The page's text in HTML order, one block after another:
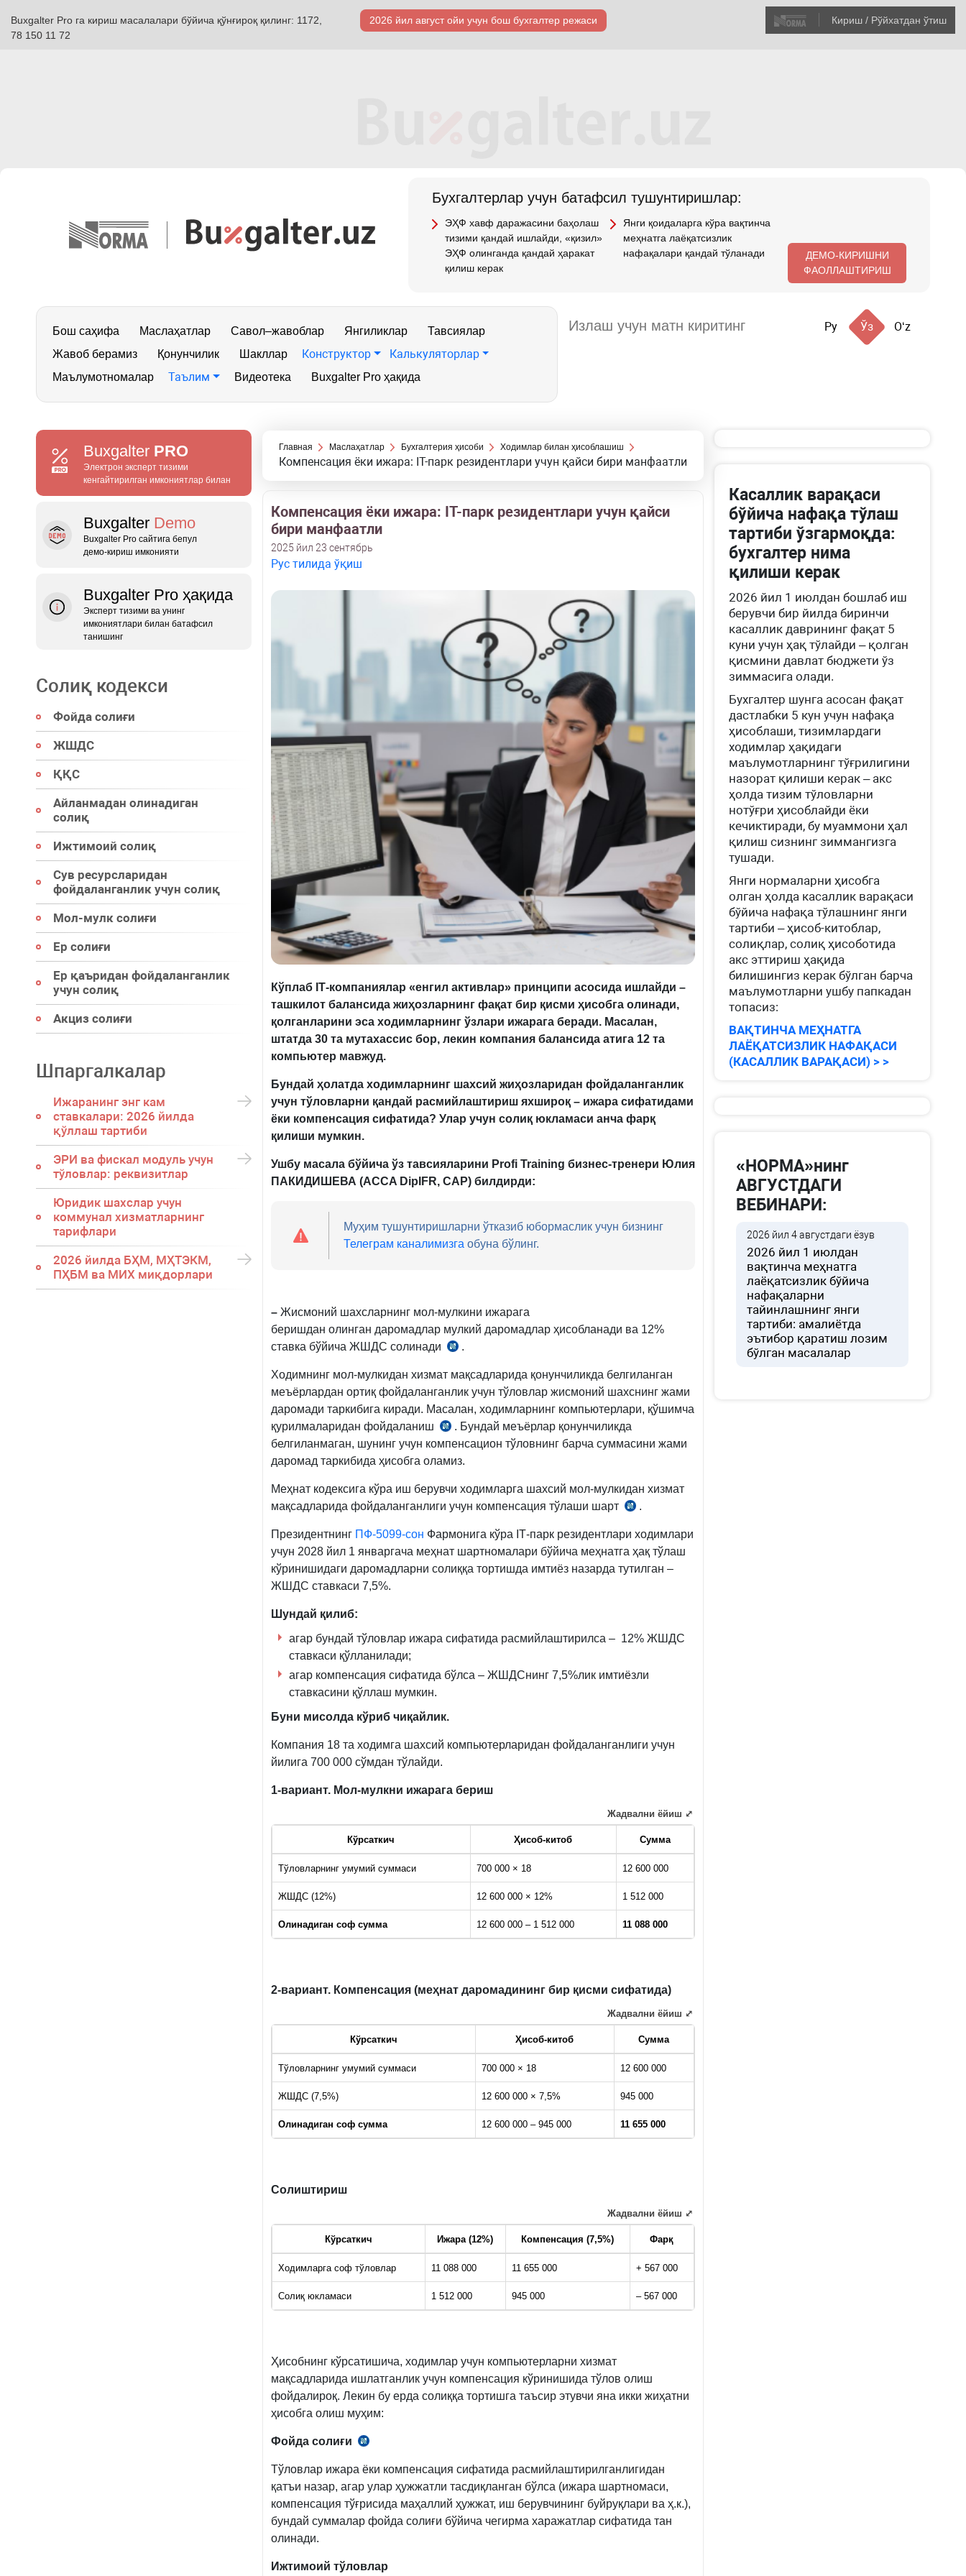
Buxgalter Pro га кириш масалалари бўйича қўнғироқ қилинг: 1172,
78 150 11 72
2026 йил август ойи учун бош бухгалтер режаси Кириш / Рўйхатдан ўтиш
Бухгалтерлар учун батафсил тушунтиришлар:
ЭҲФ хавф даражасини баҳолаш
тизими қандай ишлайди, «қизил»
ЭҲФ олинганда қандай ҳаракат
қилиш керак
Янги қоидаларга кўра вақтинча
меҳнатга лаёқатсизлик
нафақалари қандай тўланади
ДЕМО-КИРИШНИ
ФАОЛЛАШТИРИШ
Бош саҳифа Маслаҳатлар Савол–жавоблар Янгиликлар
Тавсиялар
Жавоб берамиз
Қонунчилик Шакллар Конструктор Калькуляторлар
Маълумотномалар Таълим Видеотека Buxgalter Pro ҳақида
Ру Ўз Oʻz
Buxgalter PRO
Электрон эксперт тизими
кенгайтирилган имкониятлар билан
Buxgalter Demo
Buxgalter Pro сайтига бепул
демо‑кириш имконияти
Buxgalter Pro ҳақида
Эксперт тизими ва унинг
имкониятлари билан батафсил
танишинг
Солиқ кодекси
Фойда солиғи
ЖШДС
ҚҚС
Айланмадан олинадиган
солиқ
Ижтимоий солиқ
Сув ресурсларидан
фойдаланганлик учун солиқ
Мол-мулк солиғи
Ер солиғи
Ер қаъридан фойдаланганлик
учун солиқ
Акциз солиғи
Шпаргалкалар
Ижаранинг энг кам
ставкалари: 2026 йилда
қўллаш тартиби
ЭРИ ва фискал модуль учун
тўловлар: реквизитлар
Юридик шахслар учун
коммунал хизматларнинг
тарифлари
2026 йилда БҲМ, МҲТЭКМ,
ПҲБМ ва МИХ миқдорлари
Главная Маслаҳатлар Бухгалтерия ҳисоби Ходимлар билан ҳисоблашиш
Компенсация ёки ижара: IТ-парк резидентлари учун қайси бири манфаатли
Компенсация ёки ижара: IТ-парк резидентлари учун қайси
бири манфаатли
2025 йил 23 сентябрь
Рус тилида ўқиш
Кўплаб IТ-компаниялар «енгил активлар» принципи асосида ишлайди –
ташкилот балансида жиҳозларнинг фақат бир қисми ҳисобга олинади,
қолганларини эса ходимларнинг ўзлари ижарага беради. Масалан,
штатда 30 та мутахассис бор, лекин компания балансида атига 12 та
компьютер мавжуд.
Бундай ҳолатда ходимларнинг шахсий жиҳозларидан фойдаланганлик
учун тўловларни қандай расмийлаштириш яхшироқ – ижара сифатидами
ёки компенсация сифатида? Улар учун солиқ юкламаси анча фарқ
қилиши мумкин.
Ушбу масала бўйича ўз тавсияларини Profi Training бизнес-тренери Юлия
ПАКИДИ ШЕВА (ACCA DipIFR, CAP) билдирди:
Муҳим тушунтиришларни ўтказиб юбормаслик учун бизнинг
Телеграм каналимизгаобуна бўлинг.
– Жисмоний шахсларнинг мол-мулкини ижарага
беришдан олинган даромадлар мулкий даромадлар ҳисобланади ва 12%
ставка бўйича ЖШДС солинади
СК
.
Ходимнинг мол-мулкидан хизмат мақсадларида қонунчиликда белгиланган
меъёрлардан ортиқ фойдаланганлик учун тўловлар жисмоний шахснинг жами
даромади таркибига киради. Масалан, ходимларнинг компьютерлари, қўшимча
қурилмаларидан фойдаланиш
СК
373-
м.
. Бундай меъёрлар қонунчиликда
белгиланмаган, шунинг учун компенсацион тўловнинг барча суммасини жами
даромад таркибида ҳисобга оламиз.
Меҳнат кодексига кўра иш берувчи ходимларга шахсий мол-мулкидан хизмат
мақсадларида фойдаланганлиги учун компенсация тўлаши шарт
МК
.
Президентнинг ПФ-5099-сон Фармонига кўра IТ-парк резидентлари ходимлари
учун 2028 йил 1 январгача меҳнат шартномалари бўйича меҳнатга ҳақ тўлаш
кўринишидаги даромадларни солиққа тортишда имтиёз назарда тутилган –
ЖШДС ставкаси 7,5%.
Шундай қилиб:
агар бундай тўловлар ижара сифатида расмийлаштирилса – 12% ЖШДС
ставкаси қўлланилади;
агар компенсация сифатида бўлса – ЖШДСнинг 7,5%лик имтиёзли
ставкасини қўллаш мумкин.
Буни мисолда кўриб чиқайлик.
Компания 18 та ходимга шахсий компьютерларидан фойдаланганлиги учун
йилига 700 000 сўмдан тўлайди.
1-вариант. Мол-мулкни ижарага бериш
Кўрсаткич Ҳисоб-китоб Сумма
Тўловларнинг умумий суммаси 700 000 × 18 12 600 000
ЖШДС (12%) 12 600 000 × 12% 1 512 000
Олинадиган соф сумма 12 600 000 – 1 512 000 11 088 000
Жадвални ёйиш ⤢
2-вариант. Компенсация (меҳнат даромадининг бир қисми сифатида)
Кўрсаткич Ҳисоб-китоб Сумма
Тўловларнинг умумий суммаси 700 000 × 18 12 600 000
ЖШДС (7,5%) 12 600 000 × 7,5% 945 000
Олинадиган соф сумма 12 600 000 – 945 000 11 655 000
Жадвални ёйиш ⤢
Солиштириш
Кўрсаткич Ижара (12%) Компенсация (7,5%) Фарқ
Ходимларга соф тўловлар 11 088 000 11 655 000 + 567 000
Солиқ юкламаси 1 512 000 945 000 – 567 000
Жадвални ёйиш ⤢
Ҳисобнинг кўрсатишича, ходимлар учун компьютерларни хизмат
мақсадларида ишлатганлик учун компенсация кўринишида тўлов олиш
фойдалироқ. Лекин бу ерда солиққа тортишга таъсир этувчи яна икки жиҳатни
ҳисобга олиш муҳим:
Фойда солиғи
Тўловлар ижара ёки компенсация сифатида расмийлаштирилганлигидан
қатъи назар, агар улар ҳужжатли тасдиқланган бўлса (ижара шартномаси,
компенсация тўғрисида маҳаллий ҳужжат, иш берувчининг буйруқлари ва ҳ.к.),
бундай суммалар фойда солиғи бўйича чегирма харажатлар сифатида тан
олинади.
Ижтимоий тўловлар
Касаллик варақаси
бўйича нафақа тўлаш
тартиби ўзгармоқда:
бухгалтер нима
қилиши керак
2026 йил 1 июлдан бошлаб иш
берувчи бир йилда биринчи
касаллик даврининг фақат 5
куни учун ҳақ тўлайди – қолган
қисмини давлат бюджети ўз
зиммасига олади.
Бухгалтер шунга асосан фақат
дастлабки 5 кун учун нафақа
ҳисоблаши, тизимлардаги
ходимлар ҳақидаги
маълумотларнинг тўғрилигини
назорат қилиши керак – акс
ҳолда тизим тўловларни
нотўғри ҳисоблайди ёки
кечиктиради, бу муаммони ҳал
қилиш сизнинг зиммангизга
тушади.
Янги нормаларни ҳисобга
олган ҳолда касаллик варақаси
бўйича нафақа тўлашнинг янги
тартиби – ҳисоб-китоблар,
солиқлар, солиқ ҳисоботида
акс эттириш ҳақида
билишингиз керак бўлган барча
маълумотларни ушбу папкадан
топасиз:
ВАҚТИНЧА МЕҲНАТГА
ЛАЁҚАТСИЗЛИК НАФАҚАСИ
(КАСАЛЛИК ВАРАҚАСИ) > >
«НОРМА»нинг
АВГУСТДАГИ
ВЕБИНАРИ:
2026 йил 4 августдаги ёзув
2026 йил 1 июлдан
вақтинча меҳнатга
лаёқатсизлик бўйича
нафақаларни
тайинлашнинг янги
тартиби: амалиётда
эътибор қаратиш лозим
бўлган масалалар